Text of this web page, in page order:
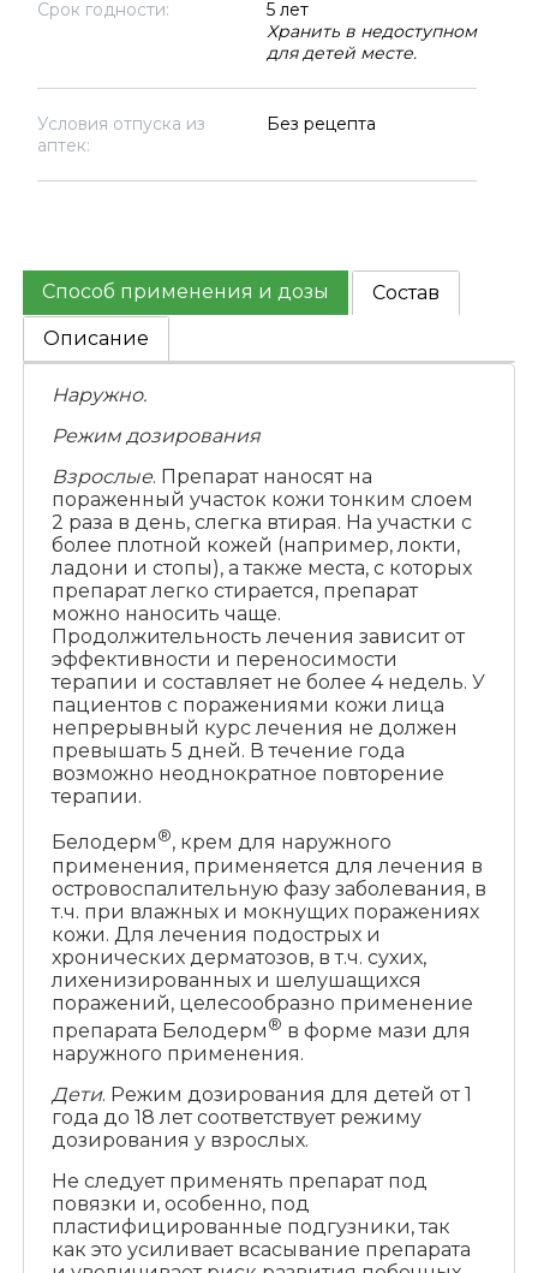
Срок годности:
5 лет
Хранить в недоступном
для детей месте.
Условия отпуска из
аптек:
Без рецепта
Способ применения и дозы
Состав
Описание
Наружно.
Режим дозирования
Взрослые. Препарат наносят на
пораженный участок кожи тонким слоем
2 раза в день, слегка втирая. На участки с
более плотной кожей (например, локти,
ладони и стопы), а также места, с которых
препарат легко стирается, препарат
можно наносить чаще.
Продолжительность лечения зависит от
эффективности и переносимости
терапии и составляет не более 4 недель. У
пациентов с поражениями кожи лица
непрерывный курс лечения не должен
превышать 5 дней. В течение года
возможно неоднократное повторение
терапии.
Белодерм®, крем для наружного
применения, применяется для лечения в
островоспалительную фазу заболевания, в
т.ч. при влажных и мокнущих поражениях
кожи. Для лечения подострых и
хронических дерматозов, в т.ч. сухих,
лихенизированных и шелушащихся
поражений, целесообразно применение
препарата Белодерм® в форме мази для
наружного применения.
Дети. Режим дозирования для детей от 1
года до 18 лет соответствует режиму
дозирования у взрослых.
Не следует применять препарат под
повязки и, особенно, под
пластифицированные подгузники, так
как это усиливает всасывание препарата